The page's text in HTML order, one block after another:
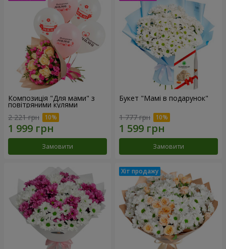
Композиція "Для мами" з
повітряними кулями
2 221 грн
Замовити
Букет "Мамі в подарунок"
1 777 грн
Замовити